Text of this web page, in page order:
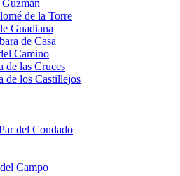
de la Torre
Guadiana
de Casa
Camino
de las Cruces
de los Castillejos
del Condado
Campo